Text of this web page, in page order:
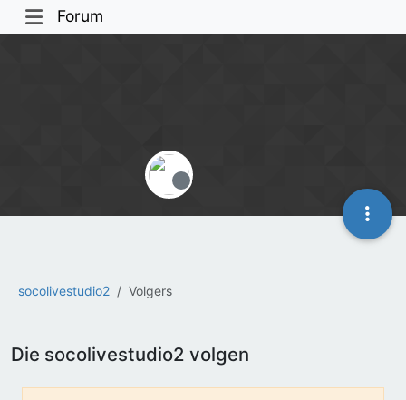
Forum
socolivestudio2 Volgers
Offline
Die socolivestudio2 volgen